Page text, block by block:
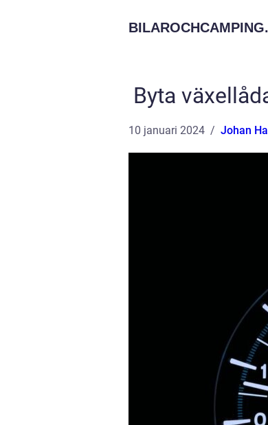
BILAROCHCAMPING.
Byta
10 januari 2024 Johan